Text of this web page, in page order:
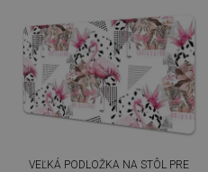
VEĽKÁ PODLOŽKA NA STÔL PRE